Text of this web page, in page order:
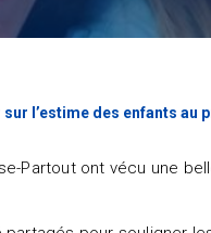
sur l’estime des enfants
Partout ont vécu une